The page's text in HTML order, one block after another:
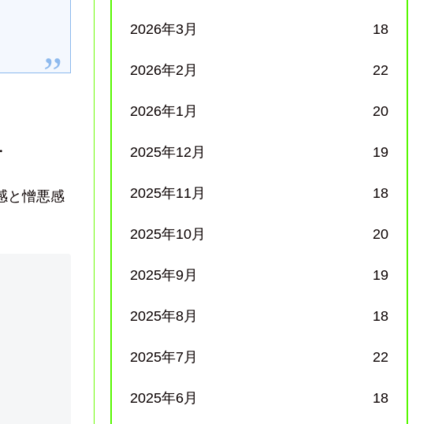
と憎悪感
2026年3月 18
2026年2月 22
2026年1月 20
2025年12月 19
2025年11月 18
2025年10月 20
2025年9月 19
2025年8月 18
2025年7月 22
2025年6月 18